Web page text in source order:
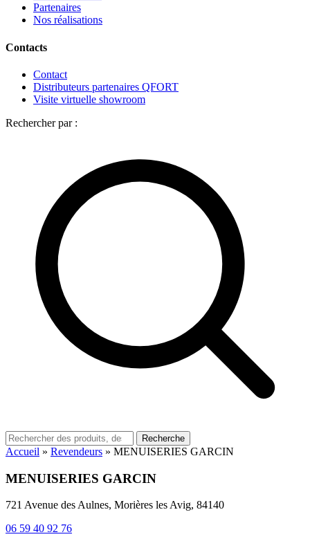
Partenaires
Nos réalisations
Contacts
Contact
Distributeurs partenaires QFORT
Visite virtuelle showroom
Rechercher par :
Recherche
Accueil » Revendeurs » MENUISERIES GARCIN
MENUISERIES GARCIN
721 Avenue des Aulnes, Morières les Avig, 84140
06 59 40 92 76